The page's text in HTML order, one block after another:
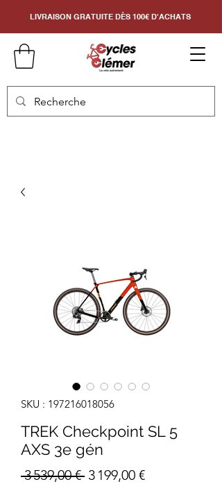
LIVRAISON GRATUITE DÈS 100€ D'ACHATS
SKU : 197216018056
TREK Checkpoint SL 5
AXS 3e gén
3 539,00 € Prix
3 199,00 €Prix